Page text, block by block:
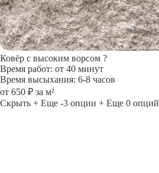
Ковёр с высоким ворсом ?
Время работ: от 40 минут
Время высыхания: 6-8 часов
от 650 ₽ за м²
Скрыть + Еще -3 опции + Еще 0 опций